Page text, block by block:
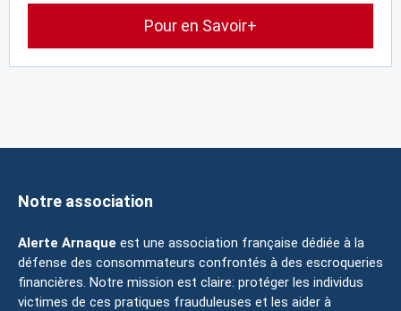
Pour en Savoir+
Notre association
Alerte Arnaque est une association française dédiée à la
défense des consommateurs confrontés à des escroqueries
financières. Notre mission est claire: protéger les individus
victimes de ces pratiques frauduleuses et les aider à